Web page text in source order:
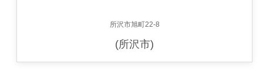
所沢市旭町22-8
(所沢市)